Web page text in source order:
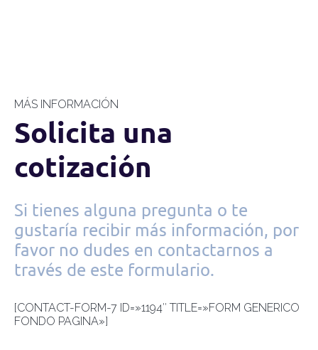
MÁS INFORMACIÓN
Solicita una
cotización
Si tienes alguna pregunta o te
gustaría recibir más información, por
favor no dudes en contactarnos a
través de este formulario.
[CONTACT-FORM-7 ID=»1194″ TITLE=»FORM GENERICO
FONDO PAGINA»]